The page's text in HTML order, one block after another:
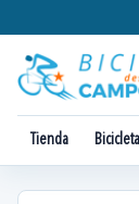
Tienda